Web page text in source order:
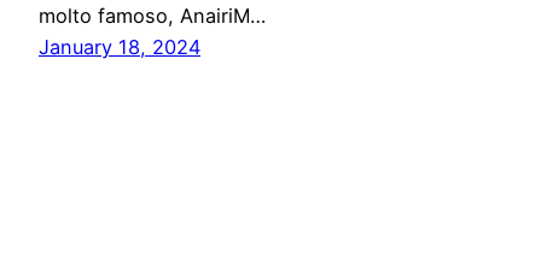
molto famoso, AnairiM…
January 18, 2024